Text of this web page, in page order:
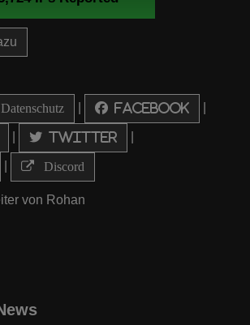
Facebook
Twitter
Discord
von Rohan